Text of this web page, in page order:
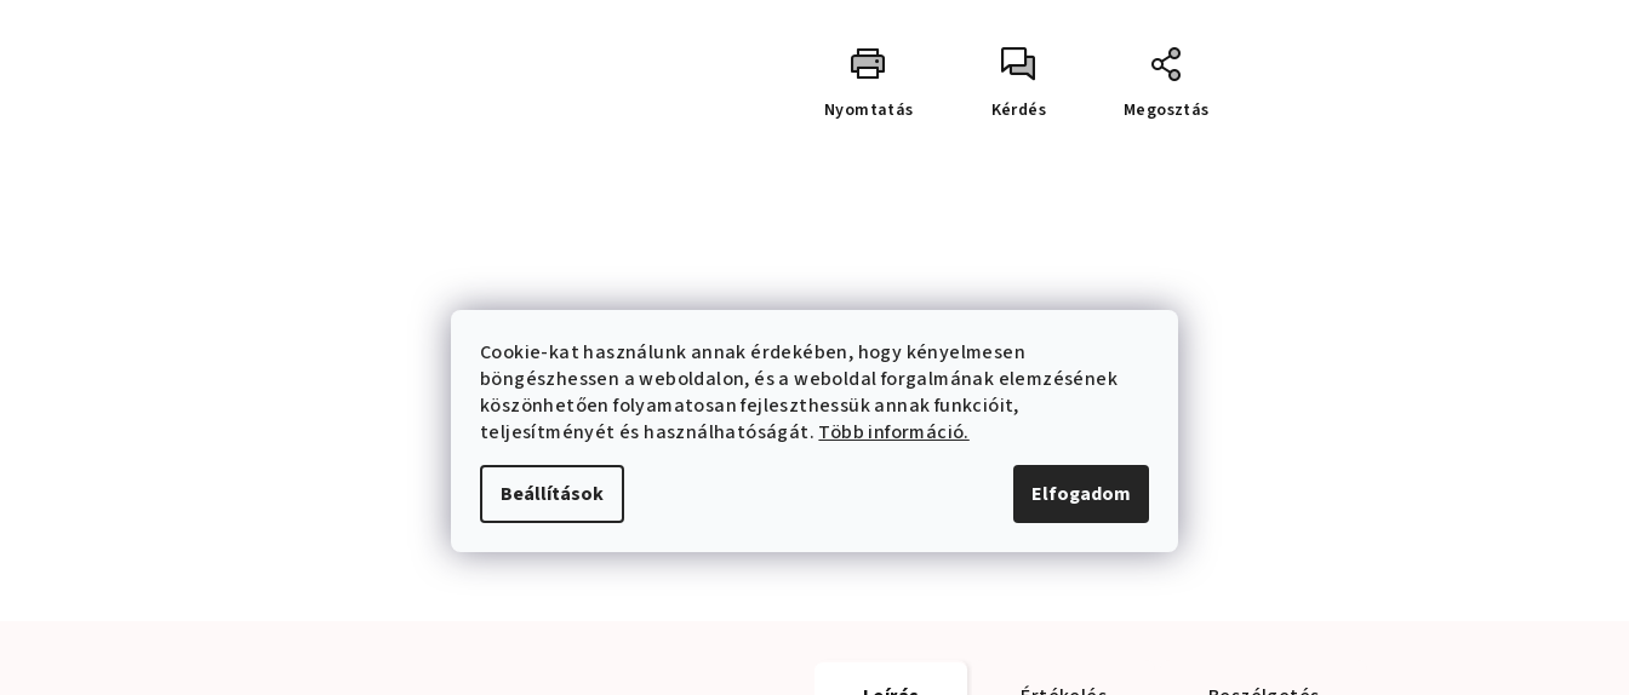
Cookie-kat használunk annak érdekében, hogy kényelmesen
böngészhessen a weboldalon, és a weboldal forgalmának elemzésének
köszönhetően folyamatosan fejleszthessük annak funkcióit,
teljesítményét és használhatóságát. Több információ.
Beállítások Elfogadom
Nyomtatás Kérdés Megosztás